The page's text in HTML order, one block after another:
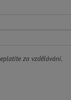
za vzdělávání.